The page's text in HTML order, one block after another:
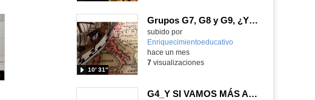
Grupos G7, G8 y G9, ¿Y si fuéramos las alas de las mariposas… cuál sería el huracán? Adéntrate en el multiverso
Contenido educativo.
subido por
Enriquecimientoeducativo
10′ 31″
-
hace un mes
7visualizaciones
G4_Y SI VAMOS MÁS ALLÁ